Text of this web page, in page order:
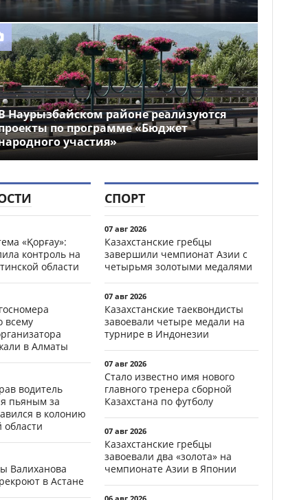
Наурызбайском районе реализуются
по программе «Бюджет
участия»
«Қорғау»:
контроль на
области
всему
в Алматы
водитель
пьяным за
в колонию
области
Валиханова
в Астане
СПОРТ
07 авг 2026
Казахстанские гребцы
завершили чемпионат Азии с
четырьмя золотыми медалями
07 авг 2026
Казахстанские таеквондисты
завоевали четыре медали на
турнире в Индонезии
07 авг 2026
Стало известно имя нового
главного тренера сборной
Казахстана по футболу
07 авг 2026
Казахстанские гребцы
завоевали два «золота» на
чемпионате Азии в Японии